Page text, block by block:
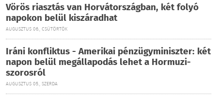
Vörös riasztás van Horvátországban, két folyó
napokon belül kiszáradhat
AUGUSZTUS 06., CSÜTÖRTÖK
Iráni konfliktus - Amerikai pénzügyminiszter: két
napon belül megállapodás lehet a Hormuzi-
szorosról
AUGUSZTUS 05., SZERDA